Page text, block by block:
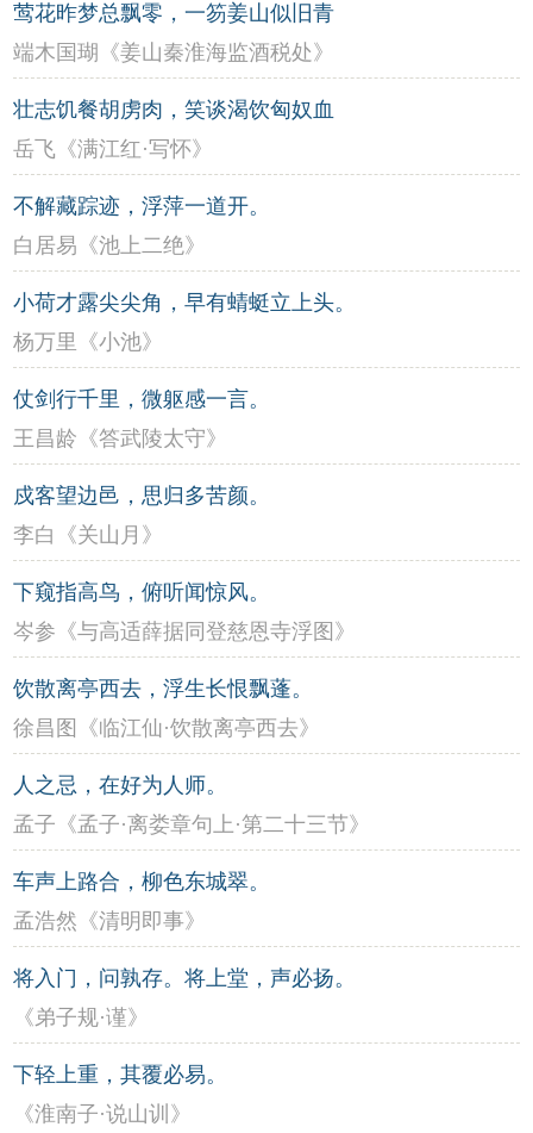
莺花昨梦总飘零，一笏姜山似旧青
端木国瑚《姜山秦淮海监酒税处》
壮志饥餐胡虏肉，笑谈渴饮匈奴血
岳飞《满江红·写怀》
不解藏踪迹，浮萍一道开。
白居易《池上二绝》
小荷才露尖尖角，早有蜻蜓立上头。
杨万里《小池》
仗剑行千里，微躯感一言。
王昌龄《答武陵太守》
戍客望边邑，思归多苦颜。
李白《关山月》
下窥指高鸟，俯听闻惊风。
岑参《与高适薛据同登慈恩寺浮图》
饮散离亭西去，浮生长恨飘蓬。
徐昌图《临江仙·饮散离亭西去》
人之忌，在好为人师。
孟子《孟子·离娄章句上·第二十三节》
车声上路合，柳色东城翠。
孟浩然《清明即事》
将入门，问孰存。将上堂，声必扬。
《弟子规·谨》
下轻上重，其覆必易。
《淮南子·说山训》